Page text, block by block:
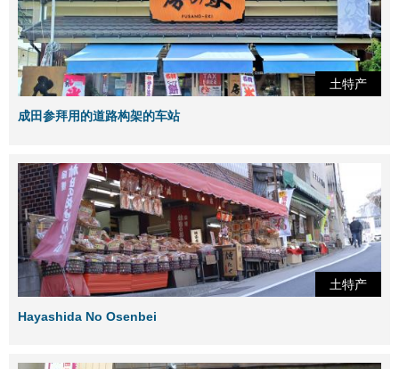
土特产
成田参拜用的道路构架的车站
土特产
Hayashida No Osenbei